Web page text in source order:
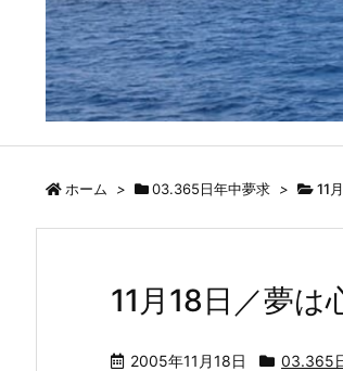
ホーム > 03.365日年中夢求 > 11月
11月18日／夢は
2005年11月18日 03.365